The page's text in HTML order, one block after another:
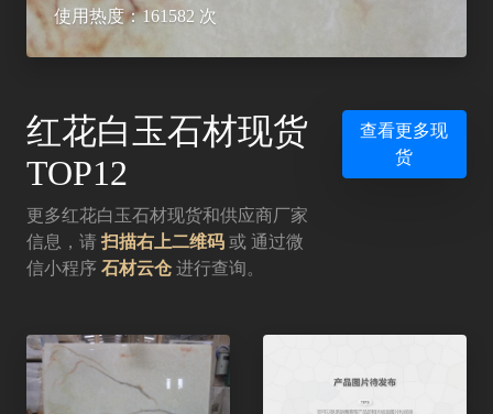
使用热度：161582 次
红花白玉石材现货
TOP12
更多红花白玉石材现货和供应商厂家
信息，请 扫描右上二维码 或 通过微
信小程序 石材云仓 进行查询。
查看更多现
货